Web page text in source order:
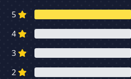
5
4
3
2